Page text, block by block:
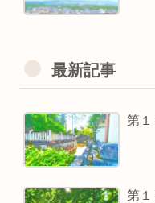
最新記事
第
第